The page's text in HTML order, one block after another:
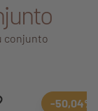
conjunto
ai preferiti
favoritos
-50,04%